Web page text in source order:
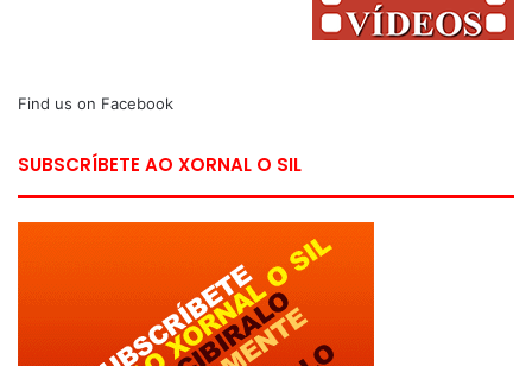
Find us on Facebook
SUBSCRÍBETE AO XORNAL O SIL